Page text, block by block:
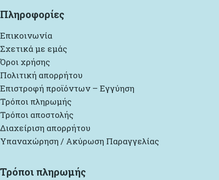
Πληροφορίες
Επικοινωνία
Σχετικά με εμάς
Όροι χρήσης
Πολιτική απορρήτου
Επιστροφή προϊόντων – Εγγύηση
Τρόποι πληρωμής
Τρόποι αποστολής
Διαχείριση απορρήτου
Υπαναχώρηση / Ακύρωση Παραγγελίας
Τρόποι πληρωμής